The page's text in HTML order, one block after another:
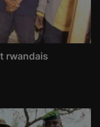
rwandais